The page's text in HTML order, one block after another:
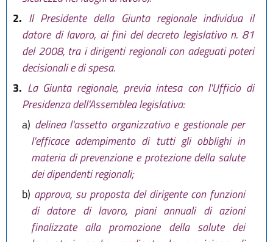
2. Il Presidente della Giunta regionale individua il
datore di lavoro, ai fini del decreto legislativo n. 81
del 2008, tra i dirigenti regionali con adeguati poteri
decisionali e di spesa.
3. La Giunta regionale, previa intesa con l'Ufficio di
Presidenza dell'Assemblea legislativa:
a) delinea l'assetto organizzativo e gestionale per
l'efficace adempimento di tutti gli obblighi in
materia di prevenzione e protezione della salute
dei dipendenti regionali;
b) approva, su proposta del dirigente con funzioni
di datore di lavoro, piani annuali di azioni
finalizzate alla promozione della salute dei